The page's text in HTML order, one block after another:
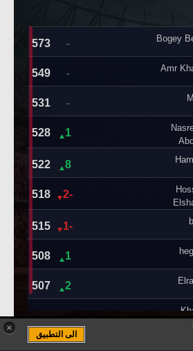
×
الى التطبيق